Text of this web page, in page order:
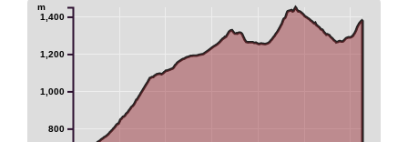
800
1,000
1,200
1,400
m